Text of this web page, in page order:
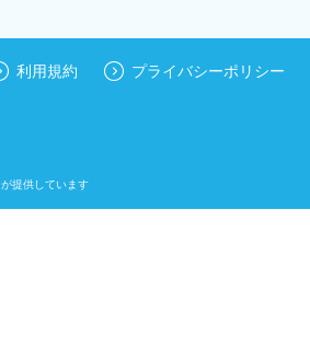
利用規約 プライバシーポリシー
が提供しています